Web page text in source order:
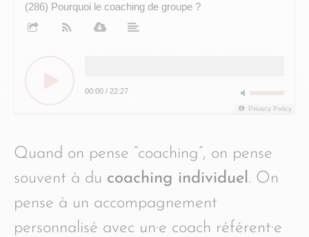
(286) Pourquoi le coaching de groupe ?
00:00 / 22:27
Privacy Policy
Quand on pense “coaching”, on pense
souvent à du coaching individuel. On
pense à un accompagnement
personnalisé avec un·e coach référent·e